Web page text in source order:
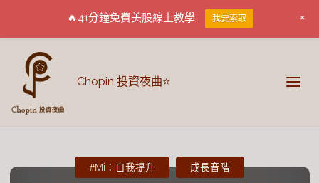
Chopin 投資夜曲⭐
#Mi：自我提升 成長音階
🔥41分鐘免費美股線上教學 我要索取 +